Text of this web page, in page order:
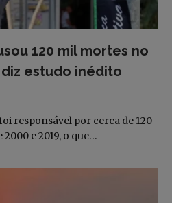
120 mil mortes no
diz estudo inédito
responsável por cerca de 120
e 2019, o que…